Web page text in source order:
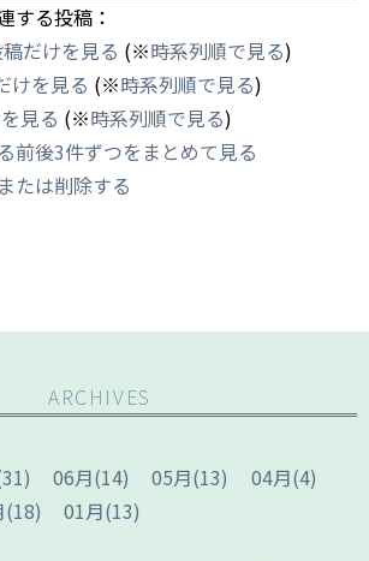
する投稿：
だけを見る (※時系列順で見る)
けを見る (※時系列順で見る)
見る (※時系列順で見る)
前後3件ずつをまとめて見る
たは削除する
ARCHIVES
06月(14) 05月(13) 04月(4)
(18) 01月(13)